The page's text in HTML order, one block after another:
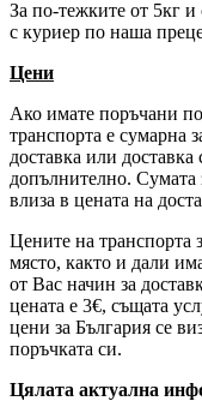
За по-тежките от 5кг
с куриер по наша
Цени
Ако имате поръчани
транспорта е сумарна
доставка или
допълнително.
влиза в цената на
Цените на транспорта
място, както и дали
от Вас начин за
цената е 3€, същата
цени за България се
поръчката си.
Цялата актуална